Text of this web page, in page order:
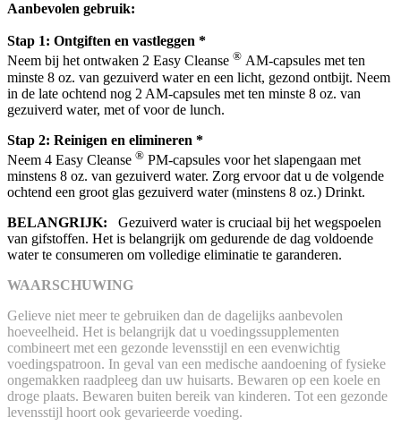
Aanbevolen gebruik:
Stap 1: Ontgiften en vastleggen *
Neem bij het ontwaken 2 Easy Cleanse ® AM-capsules met ten
minste 8 oz. van gezuiverd water en een licht, gezond ontbijt. Neem
in de late ochtend nog 2 AM-capsules met ten minste 8 oz. van
gezuiverd water, met of voor de lunch.
Stap 2: Reinigen en elimineren *
Neem 4 Easy Cleanse ® PM-capsules voor het slapengaan met
minstens 8 oz. van gezuiverd water. Zorg ervoor dat u de volgende
ochtend een groot glas gezuiverd water (minstens 8 oz.) Drinkt.
BELANGRIJK:
Gezuiverd water is cruciaal bij het wegspoelen
van gifstoffen. Het is belangrijk om gedurende de dag voldoende
water te consumeren om volledige eliminatie te garanderen.
WAARSCHUWING
Gelieve niet meer te gebruiken dan de dagelijks aanbevolen
hoeveelheid. Het is belangrijk dat u voedingssupplementen
combineert met een gezonde levensstijl en een evenwichtig
voedingspatroon. In geval van een medische aandoening of fysieke
ongemakken raadpleeg dan uw huisarts. Bewaren op een koele en
droge plaats. Bewaren buiten bereik van kinderen. Tot een gezonde
levensstijl hoort ook gevarieerde voeding.